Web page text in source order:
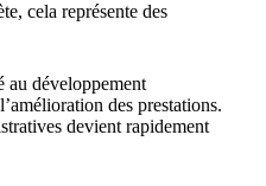
cela représente des
au développement
des prestations.
devient rapidement